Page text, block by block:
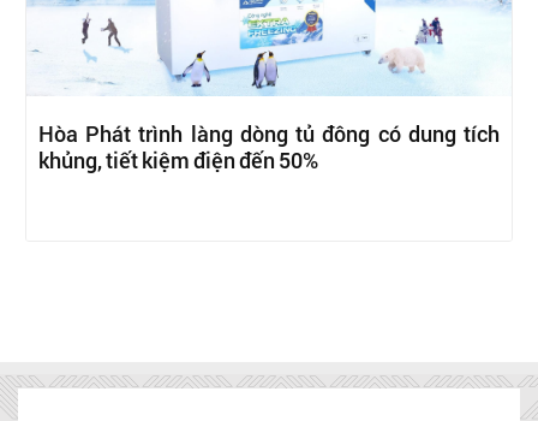
Hòa Phát trình làng dòng tủ đông có dung tích
khủng, tiết kiệm điện đến 50%